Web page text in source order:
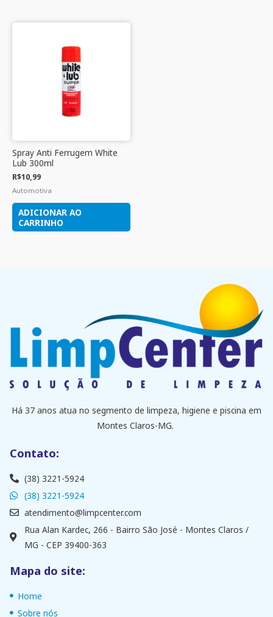
Spray Anti Ferrugem White
Lub 300ml
R$10,99
Automotiva
ADICIONAR AO
CARRINHO
Há 37 anos atua no segmento de limpeza, higiene e piscina em
Montes Claros-MG.
Contato:
(38) 3221-5924
(38) 3221-5924
atendimento@limpcenter.com
Rua Alan Kardec, 266 - Bairro São José - Montes Claros /
MG - CEP 39400-363
Mapa do site:
Home
Sobre nós